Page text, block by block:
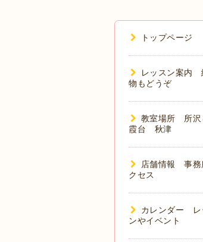
トップページ
レッスン案内
物もどうぞ
教室場所 所沢
霞台 秋津
店舗情報 事務
クセス
カレンダー レ
ンやイベント